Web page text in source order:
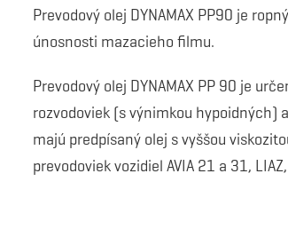
Prevodový olej DYNAMAX PP90 je
únosnosti mazacieho filmu.
Prevodový olej DYNAMAX PP 90 je
rozvodoviek (s výnimkou
majú predpísaný olej s vyššou
prevodoviek vozidiel AVIA 21 a 31,